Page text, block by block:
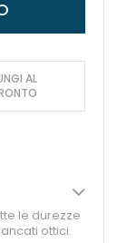
AL
le durezze
ottici.